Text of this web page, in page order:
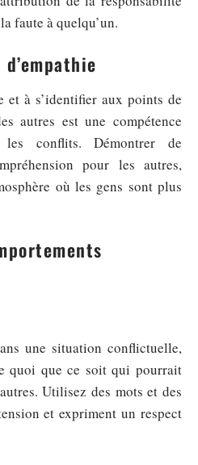
faute à quelqu’un.
et à s’identifier aux points de
autres est une compétence
conflits. Démontrer de
pour les autres,
où les gens sont plus
une situation conflictuelle,
quoi que ce soit qui pourrait
Utilisez des mots et des
et expriment un respect